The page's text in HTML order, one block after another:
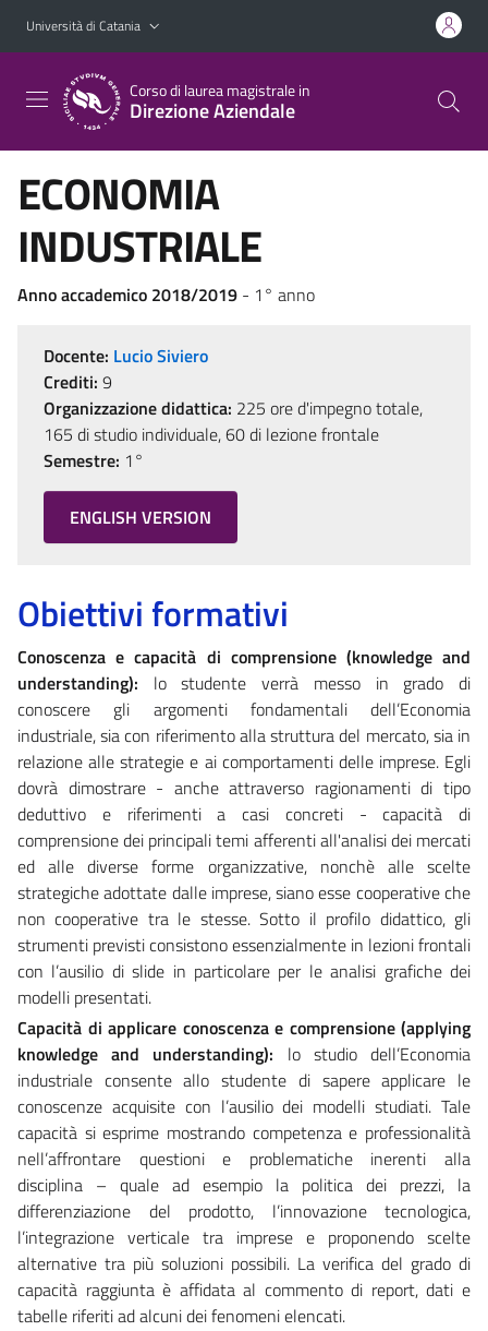
Vai al contenuto principale
Vai al menu di navigazione
Università di Catania
Corso di laurea magistrale in
Direzione Aziendale
ECONOMIA
INDUSTRIALE
Anno accademico 2018/2019 - 1° anno
Docente: Lucio Siviero
Crediti: 9
Organizzazione didattica: 225 ore d'impegno totale,
165 di studio individuale, 60 di lezione frontale
Semestre: 1°
ENGLISH VERSION
Obiettivi formativi
Conoscenza e capacità di comprensione (knowledge and
understanding): lo studente verrà messo in grado di
conoscere gli argomenti fondamentali dell’Economia
industriale, sia con riferimento alla struttura del mercato, sia in
relazione alle strategie e ai comportamenti delle imprese. Egli
dovrà dimostrare - anche attraverso ragionamenti di tipo
deduttivo e riferimenti a casi concreti - capacità di
comprensione dei principali temi afferenti all'analisi dei mercati
ed alle diverse forme organizzative, nonchè alle scelte
strategiche adottate dalle imprese, siano esse cooperative che
non cooperative tra le stesse. Sotto il profilo didattico, gli
strumenti previsti consistono essenzialmente in lezioni frontali
con l’ausilio di slide in particolare per le analisi grafiche dei
modelli presentati.
Capacità di applicare conoscenza e comprensione (applying
knowledge and understanding): lo studio dell’Economia
industriale consente allo studente di sapere applicare le
conoscenze acquisite con l’ausilio dei modelli studiati. Tale
capacità si esprime mostrando competenza e professionalità
nell’affrontare questioni e problematiche inerenti alla
disciplina – quale ad esempio la politica dei prezzi, la
differenziazione del prodotto, l’innovazione tecnologica,
l’integrazione verticale tra imprese e proponendo scelte
alternative tra più soluzioni possibili. La verifica del grado di
capacità raggiunta è affidata al commento di report, dati e
tabelle riferiti ad alcuni dei fenomeni elencati.